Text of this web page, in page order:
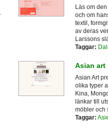
Läs om
och om
textil,
av deras
Larssons
Taggar:
Asian art
Asian Art
olika typer
Kina,
länkar till
möbler och
Taggar: